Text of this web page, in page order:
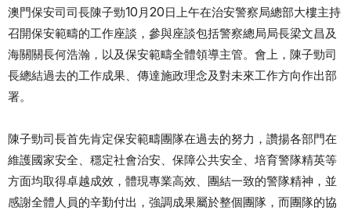
澳門保安司司長陳子勁10月20日上午在治安警察局總部大樓主持
召開保安範疇的工作座談，參與座談包括警察總局局長梁文昌及
海關關長何浩瀚，以及保安範疇全體領導主管。會上，陳子勁司
長總結過去的工作成果、傳達施政理念及對未來工作方向作出部
署。
陳子勁司長首先肯定保安範疇團隊在過去的努力，讚揚各部門在
維護國家安全、穩定社會治安、保障公共安全、培育警隊精英等
方面均取得卓越成效，體現專業高效、團結一致的警隊精神，並
感謝全體人員的辛勤付出，強調成果屬於整個團隊，而團隊的協